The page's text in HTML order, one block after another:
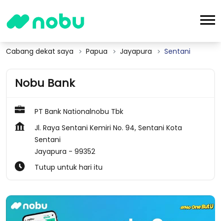
Cabang dekat saya Papua Jayapura Sentani
Nobu Bank
PT Bank Nationalnobu Tbk
Jl. Raya Sentani Kemiri No. 94, Sentani Kota
Sentani
Jayapura - 99352
Tutup untuk hari itu